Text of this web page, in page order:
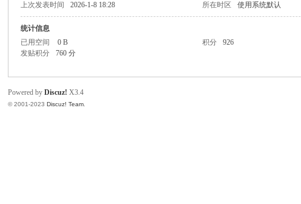
上次发表时间
2026-1-8 18:28 所在时区 使用系统默认
统计信息
已用空间
0 B 积分 926
发贴积分
760 分
Powered byDiscuz! X3.4
© 2001-2023Discuz! Team